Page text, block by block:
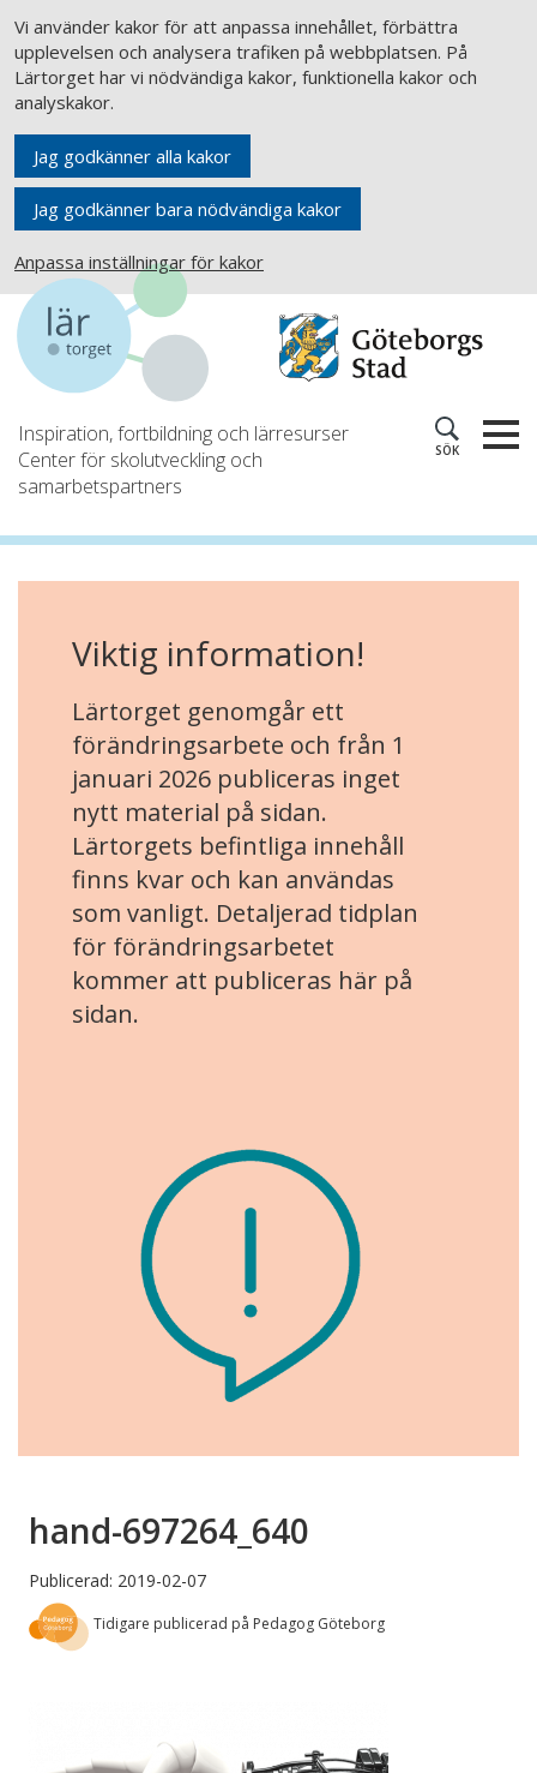
Vi använder kakor för att anpassa innehållet, förbättra
upplevelsen och analysera trafiken på webbplatsen. På
Lärtorget har vi nödvändiga kakor, funktionella kakor och
analyskakor.
Jag godkänner alla kakor
Jag godkänner bara nödvändiga kakor
Anpassa inställningar för kakor
Inspiration, fortbildning och lärresurser
Center för skolutveckling och
samarbetspartners
SÖK
Viktig information!
Lärtorget genomgår ett
förändringsarbete och från 1
januari 2026 publiceras inget
nytt material på sidan.
Lärtorgets befintliga innehåll
finns kvar och kan användas
som vanligt. Detaljerad tidplan
för förändringsarbetet
kommer att publiceras här på
sidan.
hand-697264_640
Publicerad: 2019-02-07
Tidigare publicerad på Pedagog Göteborg